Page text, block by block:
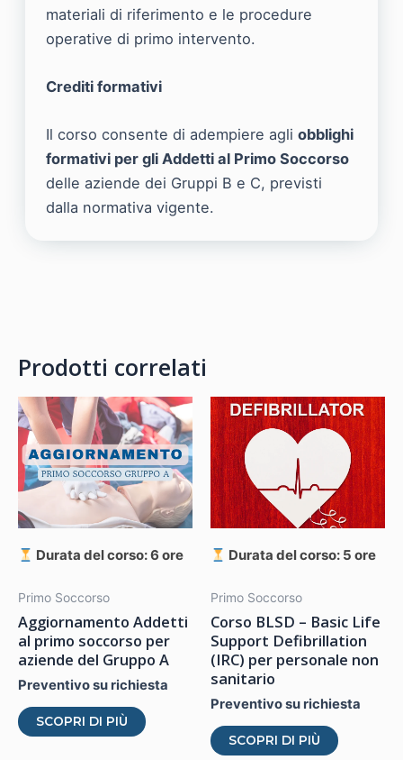
materiali di riferimento e le procedure
operative di primo intervento.
Crediti formativi
Il corso consente di adempiere agli obblighi
formativi per gli Addetti al Primo Soccorso
delle aziende dei Gruppi B e C, previsti
dalla normativa vigente.
Prodotti correlati
Durata del corso: 6 ore
Primo Soccorso
Aggiornamento Addetti
al primo soccorso per
aziende del Gruppo A
Preventivo su richiesta
SCOPRI DI PIÙ
Durata del corso: 5 ore
Primo Soccorso
Corso BLSD – Basic Life
Support Defibrillation
(IRC) per personale non
sanitario
Preventivo su richiesta
SCOPRI DI PIÙ